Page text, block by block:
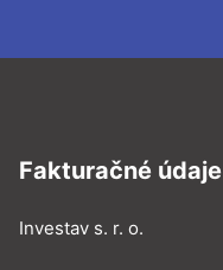
Fakturačné údaje
Investav s. r. o.